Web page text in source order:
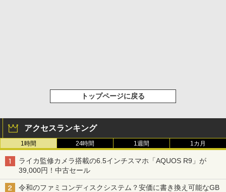
トップページに戻る
アクセスランキング
1時間 24時間 1週間 1カ月
ライカ監修カメラ搭載の6.5インチスマホ「AQUOS R9」が
39,000円！中古セール
令和のファミコンディスクシステム？安価に書き換え可能なGB